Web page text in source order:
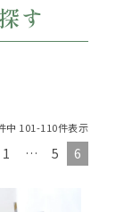
す
中 101-110件表示
1 … 5 6